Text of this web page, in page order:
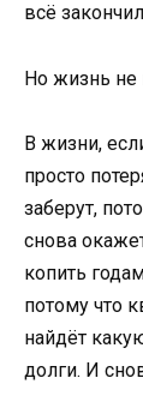
всё
Но жизнь не
В жизни,
просто
заберут,
снова
копить
потому что
найдёт
долги. И